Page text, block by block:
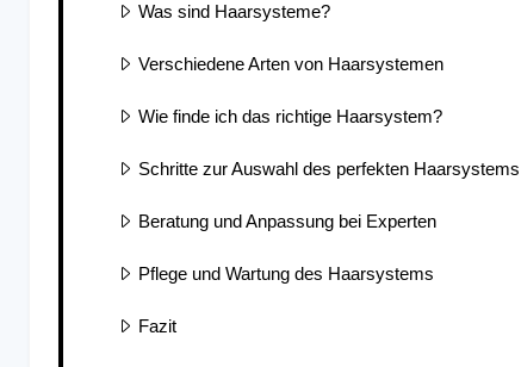
Was sind Haarsysteme?
Verschiedene Arten von Haarsystemen
Wie finde ich das richtige Haarsystem?
Schritte zur Auswahl des perfekten Haarsystems
Beratung und Anpassung bei Experten
Pflege und Wartung des Haarsystems
Fazit